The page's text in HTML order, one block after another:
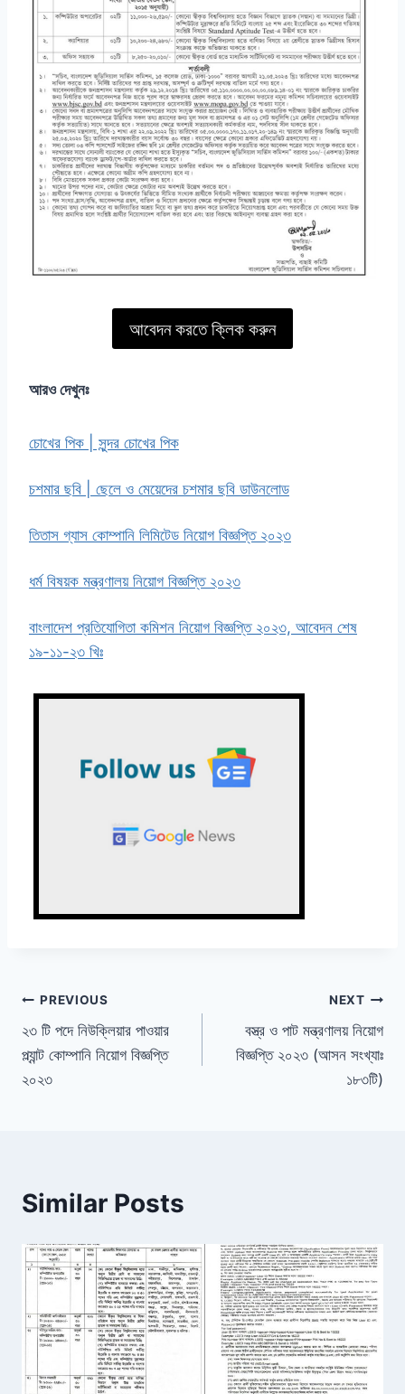
আবেদন করতে ক্লিক করুন
আরও দেখুনঃ
চোখের পিক | সুন্দর চোখের পিক
চশমার ছবি | ছেলে ও মেয়েদের চশমার ছবি ডাউনলোড
তিতাস গ্যাস কোম্পানি লিমিটেড নিয়োগ বিজ্ঞপ্তি ২০২৩
ধর্ম বিষয়ক মন্ত্রণালয় নিয়োগ বিজ্ঞপ্তি ২০২৩
বাংলাদেশ প্রতিযোগিতা কমিশন নিয়োগ বিজ্ঞপ্তি ২০২৩, আবেদন শেষ
১৯-১১-২৩ খিঃ
Post
navigation
PREVIOUS
২৩ টি পদে নিউক্লিয়ার পাওয়ার
প্ল্যান্ট কোম্পানি নিয়োগ বিজ্ঞপ্তি
২০২৩
NEXT
বস্ত্র ও পাট মন্ত্রণালয় নিয়োগ
বিজ্ঞপ্তি ২০২৩ (আসন সংখ্যাঃ
১৮৩টি)
Similar Posts